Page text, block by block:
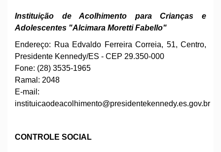
Instituição de Acolhimento para Crianças e
Adolescentes "Alcimara Moretti Fabello"
Endereço: Rua Edvaldo Ferreira Correia, 51, Centro,
Presidente Kennedy/ES - CEP 29.350-000
Fone: (28) 3535-1965
Ramal: 2048
E-mail:
instituicaodeacolhimento@presidentekennedy.es.gov.br
CONTROLE SOCIAL